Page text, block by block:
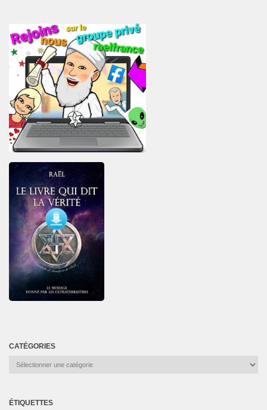
CATÉGORIES
Catégories
ÉTIQUETTES